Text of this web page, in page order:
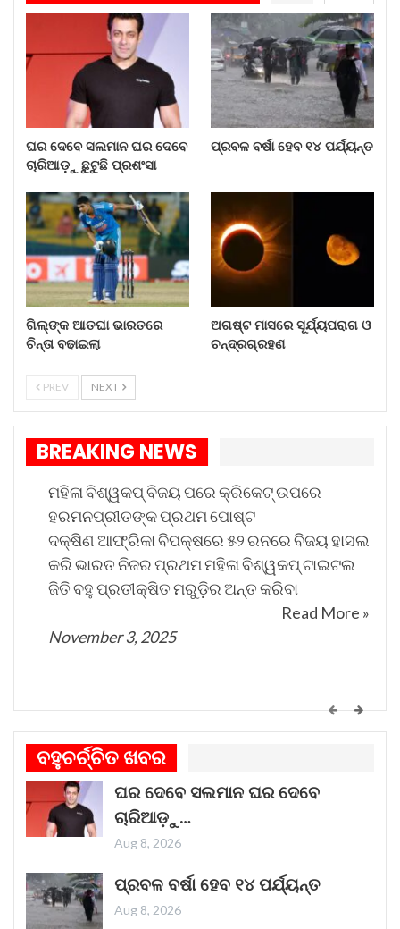
ଜଙ୍ଗଲରେ ସନ୍ଦେହଜନକ ଗତିବିଧି ଚିହ୍ନଟ କରିଥିଲେ ।
ଚ୍ୟାଲେଞ୍ଜ କରାଯିବା ପରେ, ଆତଙ୍କବାଦୀ ଆଖିବୁଜା ଗୁଳି
ଚଳାଇଥିଲେ । ଯାହା ଫଳରେ ସେନା ପ୍ରଭାବଶାଳୀ
ଭାବରେ ପ୍ରତିଶୋଧ ନେଇଥିଲା । ଫଳସ୍ୱରୂପ, ଜଣେ
ଆତଙ୍କବାଦୀଙ୍କୁ ନିପାତ କରାଯାଇଥିଲା ଏବଂ ଘଟଣାସ୍ଥଳରୁ
ଏକ ଏକେ ରାଇଫଲ୍ ଉଦ୍ଧାର କରାଯାଇଥିଲା । ଚିନାର
କର୍ପସର ଏକ ସରକାରୀ ବିବୃତ୍ତି ଅନୁଯାୟୀ, ଅପରେସନ୍
ଏବେ ବି ଜାରି ରହିଛି ।
ଘର ଦେବେ ସଲମାନ ଘର ଦେବେ
ଚାରିଆଡ଼ୁ ଛୁଟୁଛି ପ୍ରଶଂସା
ପ୍ରବଳ ବର୍ଷା ହେବ ୧୪ ପର୍ଯ୍ୟନ୍ତ
ଗିଲ୍‌ଙ୍କ ଆତଘା ଭାରତରେ
ଚିନ୍ତା ବଢାଇଲା
ଅଗଷ୍ଟ ମାସରେ ସୂର୍ଯ୍ୟପରାଗ ଓ
ଚନ୍ଦ୍ରଗ୍ରହଣ
PREV NEXT
BREAKING NEWS
ମହିଳା ବିଶ୍ୱକପ୍ ବିଜୟ ପରେ କ୍ରିକେଟ୍ ଉପରେ
ହରମନପ୍ରୀତଙ୍କ ପ୍ରଥମ ପୋଷ୍ଟ
ଦକ୍ଷିଣ ଆଫ୍ରିକା ବିପକ୍ଷରେ ୫୨ ରନରେ ବିଜୟ ହାସଲ
କରି ଭାରତ ନିଜର ପ୍ରଥମ ମହିଳା ବିଶ୍ୱକପ୍ ଟାଇଟଲ
ଜିତି ବହୁ ପ୍ରତୀକ୍ଷିତ ମରୁଡ଼ିର ଅନ୍ତ କରିବା
Read More »
November 3, 2025
କେମିତି ଚାଲିଛି କଟକ ଐତିହାସିକ ବାଲିଯାତ୍ରା ପ୍ରସ୍ତୁତି
ଗୀତଟି କାନରେ ପଡ଼ିଲେ, ଆଖି ଆଗରେ ନାଚିଯାଏ
ଓଡ଼ିଶାର ନୌବାଣିଜ୍ୟ ପରମ୍ପରା । ଓଡ଼ିଶାର ପ୍ରାଚୀନ
ନାମ କଳିଙ୍ଗ । ପ୍ରାଚୀନ କଳିଙ୍ଗକୁ ସମୃଦ୍ଧ କରିଥିଲା
ନୌବାଣିଜ୍ୟ
November 1, 2025
ବହୁଚର୍ଚ୍ଚିତ ଖବର
ଘର ଦେବେ ସଲମାନ ଘର ଦେବେ
ଚାରିଆଡ଼ୁ…
Aug 8, 2026
ପ୍ରବଳ ବର୍ଷା ହେବ ୧୪ ପର୍ଯ୍ୟନ୍ତ
Aug 8, 2026